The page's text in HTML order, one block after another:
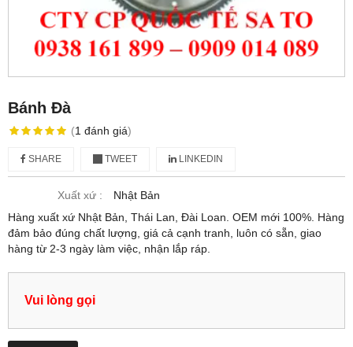
Bánh Đà
(1 đánh giá)
SHARE TWEET LINKEDIN
Xuất xứ :
Nhật Bản
Hàng xuất xứ Nhật Bản, Thái Lan, Đài Loan. OEM mới 100%. Hàng
đảm bảo đúng chất lượng, giá cả cạnh tranh, luôn có sẵn, giao
hàng từ 2-3 ngày làm việc, nhận lắp ráp.
Vui lòng gọi